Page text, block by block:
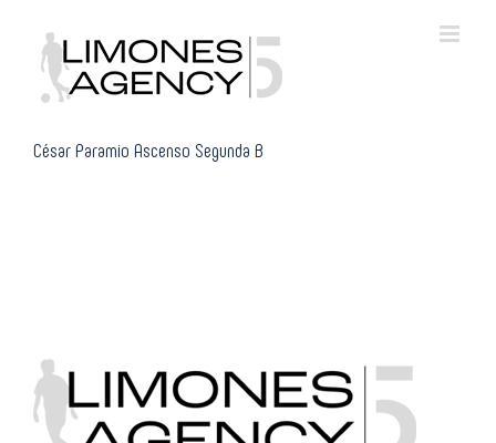
content
César Paramio Ascenso Segunda B